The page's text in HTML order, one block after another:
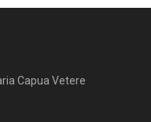
Capua Vetere